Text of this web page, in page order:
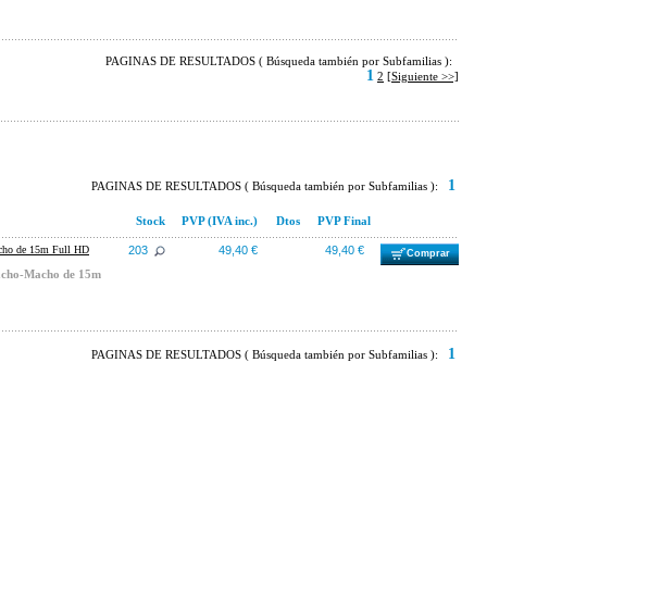
PAGINAS DE RESULTADOS ( Búsqueda también por Subfamilias ):
1 2 [Siguiente >>]
PAGINAS DE RESULTADOS ( Búsqueda también por Subfamilias ): 1
Stock PVP (IVA inc.) Dtos PVP Final
de 15m Full HD
Macho de 15m
203 49,40 € 49,40 € Comprar
PAGINAS DE RESULTADOS ( Búsqueda también por Subfamilias ): 1